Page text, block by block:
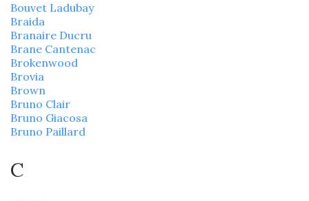
Bouvet Ladubay
Braida
Branaire Ducru
Brane Cantenac
Brokenwood
Brovia
Brown
Bruno Clair
Bruno Giacosa
Bruno Paillard
C